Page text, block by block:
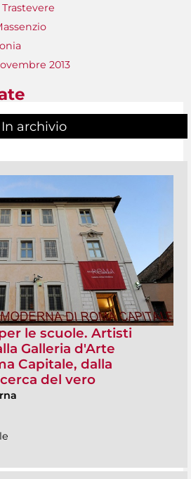
2013
In archivio
le scuole. Artisti
Galleria d'Arte
Capitale, dalla
del vero